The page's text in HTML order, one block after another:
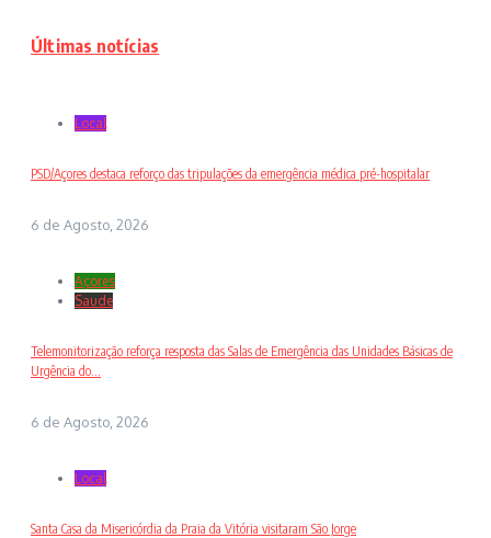
Últimas notícias
Local
PSD/Açores destaca reforço das tripulações da emergência médica pré-hospitalar
6 de Agosto, 2026
Açores
Saude
Telemonitorização reforça resposta das Salas de Emergência das Unidades Básicas de
Urgência do...
6 de Agosto, 2026
Local
Santa Casa da Misericórdia da Praia da Vitória visitaram São Jorge